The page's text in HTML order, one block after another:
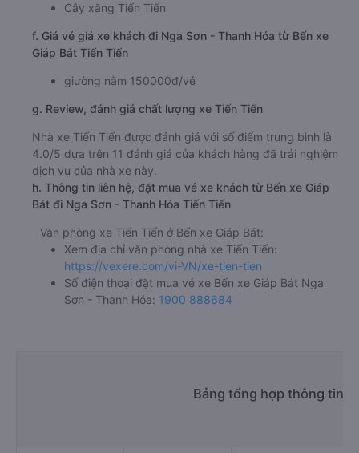
Cây xăng Tiến Tiến
f. Giá vé giá xe khách đi Nga Sơn - Thanh Hóa từ Bến xe
Giáp Bát Tiến Tiến
giường nằm 150000đ/vé
g. Review, đánh giá chất lượng xe Tiến Tiến
Nhà xe Tiến Tiến được đánh giá với số điểm trung bình là
4.0/5 dựa trên 11 đánh giá của khách hàng đã trải nghiệm
dịch vụ của nhà xe này.
h. Thông tin liên hệ, đặt mua vé xe khách từ Bến xe Giáp
Bát đi Nga Sơn - Thanh Hóa Tiến Tiến
Văn phòng xe Tiến Tiến ở Bến xe Giáp Bát:
Xem địa chỉ văn phòng nhà xe Tiến Tiến:
https://vexere.com/vi-VN/xe-tien-tien
Số điện thoại đặt mua vé xe Bến xe Giáp Bát Nga
Sơn - Thanh Hóa: 1900 888684
Bảng tổng hợp thông tin